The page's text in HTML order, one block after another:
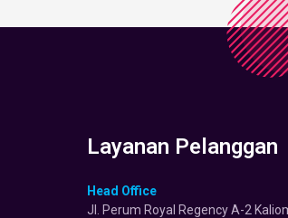
Layanan Pelanggan
Head Office
Jl. Perum Royal Regency A-2